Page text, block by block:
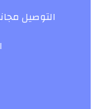
التوصيل مجاني